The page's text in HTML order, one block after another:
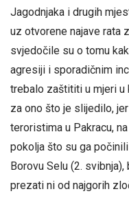
Jagodnjaka i drugih
uz otvorene najave rata
svjedočile su o tomu
agresiji i sporadičnim
trebalo zaštititi u mjeri
za ono što je slijedilo,
teroristima u Pakracu,
pokolja što su ga
Borovu Selu (2.
prezati ni od najgorih